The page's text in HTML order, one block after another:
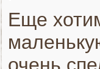
Еще